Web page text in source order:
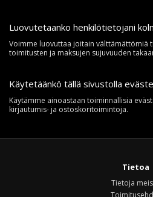
Luovutetaanko henkilötietojani
Voimme luovuttaa joitain välttämättömiä
toimitusten ja maksujen sujuvuuden
Käytetäänkö tällä sivustolla
Käytämme ainoastaan toiminnallisia
kirjautumis- ja ostoskoritoimintoja.
Tietoa
Tietoja